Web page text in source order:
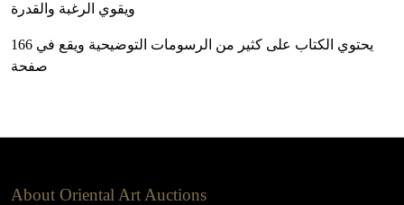
ويقوي الرغبة والقدرة
يحتوي الكتاب على كثير من الرسومات التوضيحية ويقع في 166
صفحة
About Oriental Art Auctions